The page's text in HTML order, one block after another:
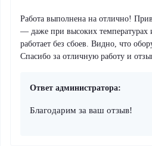
Работа выполнена на отлично!
— даже при высоких температурах
работает без сбоев. Видно, что
Спасибо за отличную работу и
Ответ администратора:
Благодарим за ваш отзыв!